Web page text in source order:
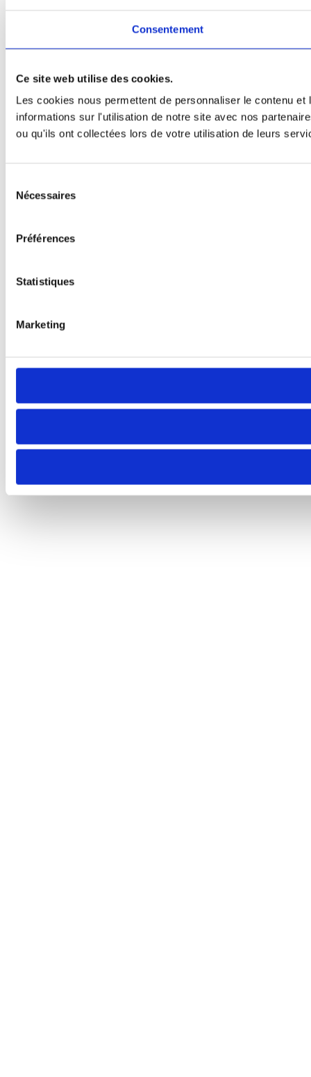
Consentement
Ce site web utilise des cookies.
Les cookies nous permettent de personnaliser le contenu
informations sur l'utilisation de notre site avec nos
ou qu'ils ont collectées lors de votre utilisation de leurs
Nécessaires
Préférences
Statistiques
Marketing